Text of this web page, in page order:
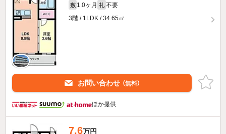
敷 1.0ヶ月 礼 不要
3階 / 1LDK / 34.65㎡
お問い合わせ （無料）
ほか提供
7.6万円